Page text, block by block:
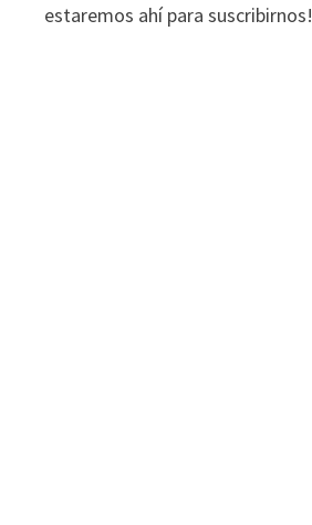
estaremos ahí para suscribirnos!